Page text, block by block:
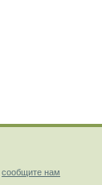
сообщите нам